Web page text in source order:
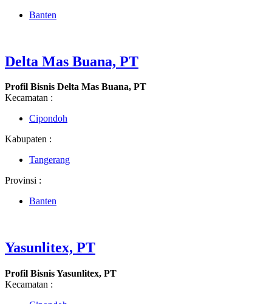
Banten
Delta Mas Buana, PT
Profil Bisnis Delta Mas Buana, PT
Kecamatan :
Cipondoh
Kabupaten :
Tangerang
Provinsi :
Banten
Yasunlitex, PT
Profil Bisnis Yasunlitex, PT
Kecamatan :